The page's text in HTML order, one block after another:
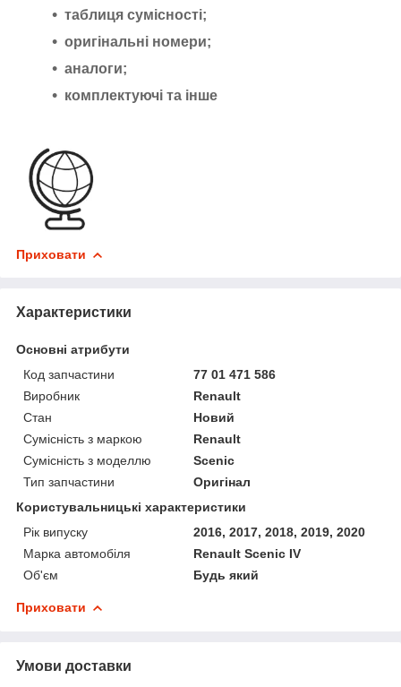
таблиця сумісності;
оригінальні номери;
аналоги;
комплектуючі та інше
Приховати
Характеристики
Основні атрибути
Код запчастини
77 01 471 586
Виробник
Renault
Стан
Новий
Сумісність з маркою
Renault
Сумісність з моделлю
Scenic
Тип запчастини
Оригінал
Користувальницькі характеристики
Рік випуску
2016, 2017, 2018, 2019, 2020
Марка автомобіля
Renault Scenic IV
Об'єм
Будь який
Приховати
Умови доставки